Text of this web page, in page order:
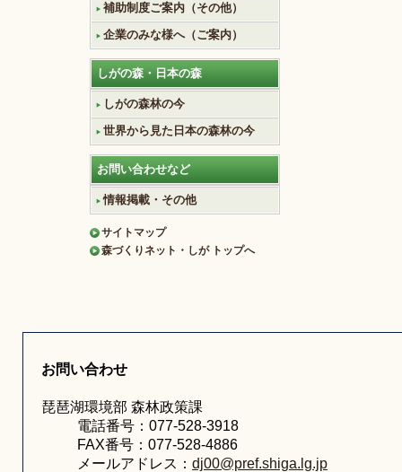
補助制度ご案内（その他）
企業のみな様へ（ご案内）
しがの森・日本の森
しがの森林の今
世界から見た日本の森林の今
お問い合わせなど
情報掲載・その他
サイトマップ
森づくりネット・しが トップへ
お問い合わせ
琵琶湖環境部 森林政策課
電話番号：077-528-3918
FAX番号：077-528-4886
メールアドレス： dj00@pref.shiga.lg.jp